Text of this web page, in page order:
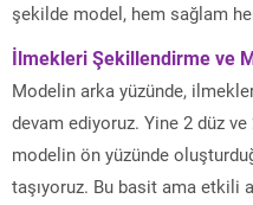
şekilde model, hem sağlam
İlmekleri Şekillendirme ve
Modelin arka yüzünde,
devam ediyoruz. Yine 2 düz
modelin ön yüzünde
taşıyoruz. Bu basit ama etkili